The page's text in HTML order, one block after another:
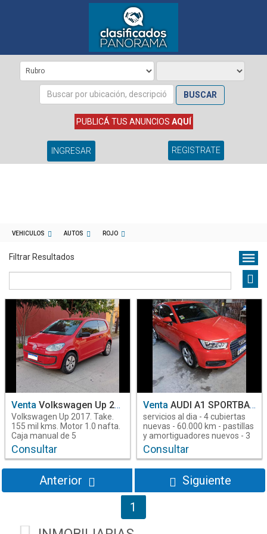
BUSCAR
PUBLICÁ TUS ANUNCIOS AQUÍ
INGRESAR REGISTRATE
VEHICULOS AUTOS ROJO
Filtrar Resultados
Operacion
Venta
Marca
Audi
1
1
Combustible
Nafta
2
Transmision
Automatica
1
Manual
1
2017
2
Venta Volkswagen Up 2017
Volkswagen Up 2017. Take.
155 mil kms. Motor 1.0 nafta.
Caja manual de 5
velocidades. Mallorca
Automóviles. Manuel Estrada
Santiago del Estero. Teléfono:
(0385) 6013961 - WhatsApp
3854205568 (Link para enviar
www.mallorcaautomoviles.com.
Consultar
Venta AUDI A1 SPORTBACK AUTOMATICO S-TRONIC AÑO 2017
servicios al dia - 4 cubiertas
nuevas - 60.000 km - pastillas
y amortiguadores nuevos - 3
modos de manejo -
3855702514
Consultar
Anterior
1
Siguiente